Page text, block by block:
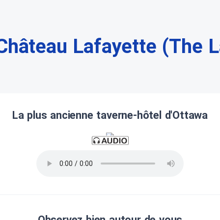
Lafayette (The
La plus ancienne taverne-hôtel d'Ottawa